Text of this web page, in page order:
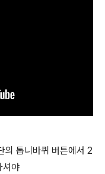
톱니바퀴 버튼에서 2
야